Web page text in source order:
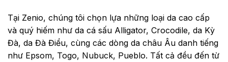
Tại Zenio, chúng tôi chọn lựa những loại da cao cấp
và quý hiếm như da cá sấu Alligator, Crocodile, da Kỳ
Đà, da Đà Điểu, cùng các dòng da châu Âu danh tiếng
như Epsom, Togo, Nubuck, Pueblo. Tất cả đều đến từ